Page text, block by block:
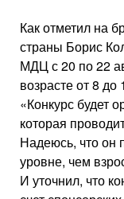
Как отметил на
страны Борис
МДЦ с 20 по 22
возрасте от 8 до
«Конкурс будет
которая
Надеюсь, что он
уровне, чем
И уточнил, что